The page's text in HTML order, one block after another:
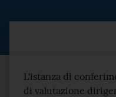
Testo del
L'istanza di
di valutazione